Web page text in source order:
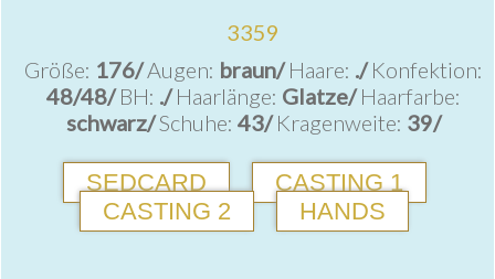
3359
Größe: 176/Augen: braun/Haare: ./Konfektion:
48/48/BH: ./Haarlänge: Glatze/Haarfarbe:
schwarz/Schuhe: 43/Kragenweite: 39/
SEDCARD
CASTING 1
CASTING 2
HANDS